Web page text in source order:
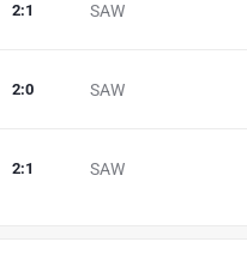
SAW
2:1
SAW
2:0
SAW
2:1